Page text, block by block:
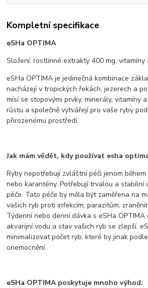
Kompletní specifikace
eSHa OPTIMA
Složení: rostlinné extrakty 400 mg, vitamíny
eSHa OPTIMA je jedinečná kombinace
nacházejí v tropických řekách, jezerech a
mísí se stopovými prvky, minerály, vitamíny
růstu a společně vytvářejí pro vaše ryby
přirozenému prostředí.
Jak mám vědět, kdy používat esha
Ryby nepotřebují zvláštní péči jenom
nebo karantény. Potřebují trvalou a stabilní
péče. Tato péče by měla být zaměřena na
vašich ryb proti infekcím, parazitům,
Týdenní nebo denní dávka s eSHa OPTIMA
akvarijní vodu a stav vašich ryb se zlepší.
minimalizovat počet ryb, které by jinak
onemocnění.
eSHa OPTIMA poskytuje mnoho výhod: